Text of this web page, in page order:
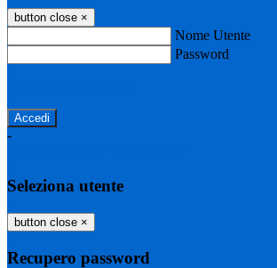
button close ×
Nome Utente
Password
-
Seleziona utente
button close ×
Recupero password